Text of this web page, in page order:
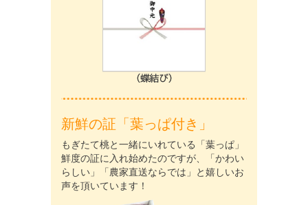
新鮮の証「葉っぱ付き」
もぎたて桃と一緒にいれている「葉っぱ」
鮮度の証に入れ始めたのですが、「かわい
らしい」「農家直送ならでは」と嬉しいお
声を頂いています！